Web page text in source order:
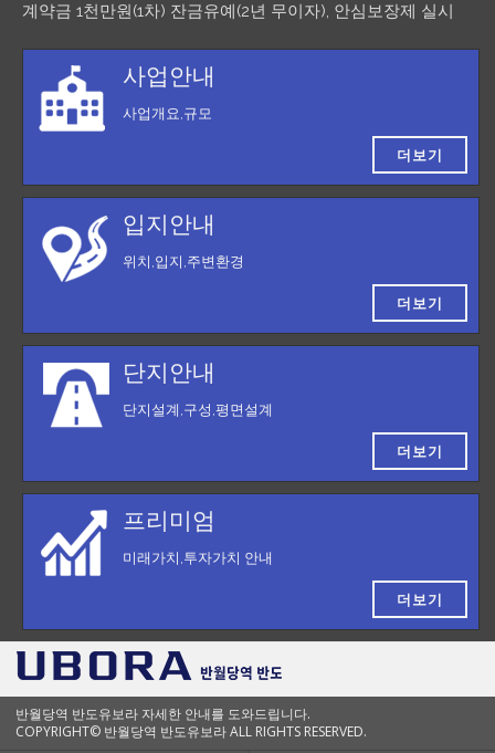
계약금 1천만원(1차) 잔금유예(2년 무이자), 안심보장제 실시
사업안내
사업개요,규모
더보기
입지안내
위치,입지,주변환경
더보기
단지안내
단지설계,구성,평면설계
더보기
프리미엄
미래가치,투자가치 안내
더보기
반월당역 반도유보라 자세한 안내를 도와드립니다.
COPYRIGHT© 반월당역 반도유보라 ALL RIGHTS RESERVED.